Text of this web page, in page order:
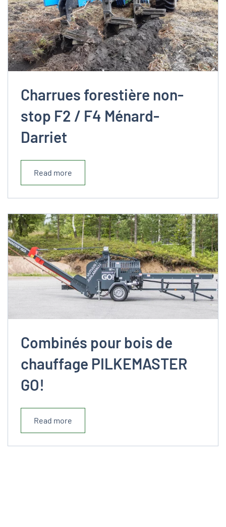
Charrues forestière non-
stop F2 / F4 Ménard-
Darriet
Read more
Combinés pour bois de
chauffage PILKEMASTER
GO!
Read more